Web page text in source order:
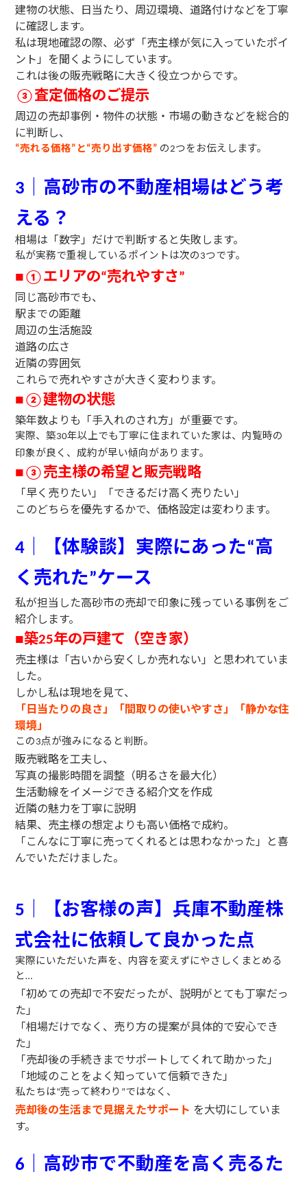
建物の状態、日当たり、周辺環境、道路付けなどを丁寧
に確認します。
私は現地確認の際、必ず「売主様が気に入っていたポイ
ント」を聞くようにしています。
これは後の販売戦略に大きく役立つからです。
③査定価格のご提示
周辺の売却事例・物件の状態・市場の動きなどを総合的
に判断し、
“売れる価格” と “売り出す価格” の2つをお伝えします。
3 ｜高砂市の不動産相場はどう考
える？
相場は「数字」だけで判断すると失敗します。
私が実務で重視しているポイントは次の 3つです。
■①エリアの“売れやすさ”
同じ高砂市でも、
駅までの距離
周辺の生活施設
道路の広さ
近隣の雰囲気
これらで売れやすさが大きく変わります。
■②建物の状態
築年数よりも「手入れのされ方」が重要です。
実際、築30年以上でも丁寧に住まれていた家は、内覧時の
印象が良く、成約が早い傾向があります。
■③売主様の希望と販売戦略
「早く売りたい」「できるだけ高く売りたい」
このどちらを優先するかで、価格設定は変わります。
4 ｜【体験談】実際にあった“高
く売れた”ケース
私が担当した高砂市の売却で印象に残っている事例をご
紹介します。
■築25年の戸建て（空き家）
売主様は「古いから安くしか売れない」と思われていま
した。
しかし私は現地を見て、
「日当たりの良さ」「間取りの使いやすさ」「静かな住
環境」
この 3点が強みになると判断。
販売戦略を工夫し、
写真の撮影時間を調整（明るさを最大化）
生活動線をイメージできる紹介文を作成
近隣の魅力を丁寧に説明
結果、売主様の想定よりも高い価格で成約。
「こんなに丁寧に売ってくれるとは思わなかった」と喜
んでいただけました。
5 ｜【お客様の声】兵庫不動産株
式会社に依頼して良かった点
実際にいただいた声を、内容を変えずにやさしくまとめる
と…
「初めての売却で不安だったが、説明がとても丁寧だっ
た」
「相場だけでなく、売り方の提案が具体的で安心でき
た」
「売却後の手続きまでサポートしてくれて助かった」
「地域のことをよく知っていて信頼できた」
私たちは“売って終わり ”ではなく、
売却後の生活まで見据えたサポート を大切にしていま
す。
6 ｜高砂市で不動産を高く売るた